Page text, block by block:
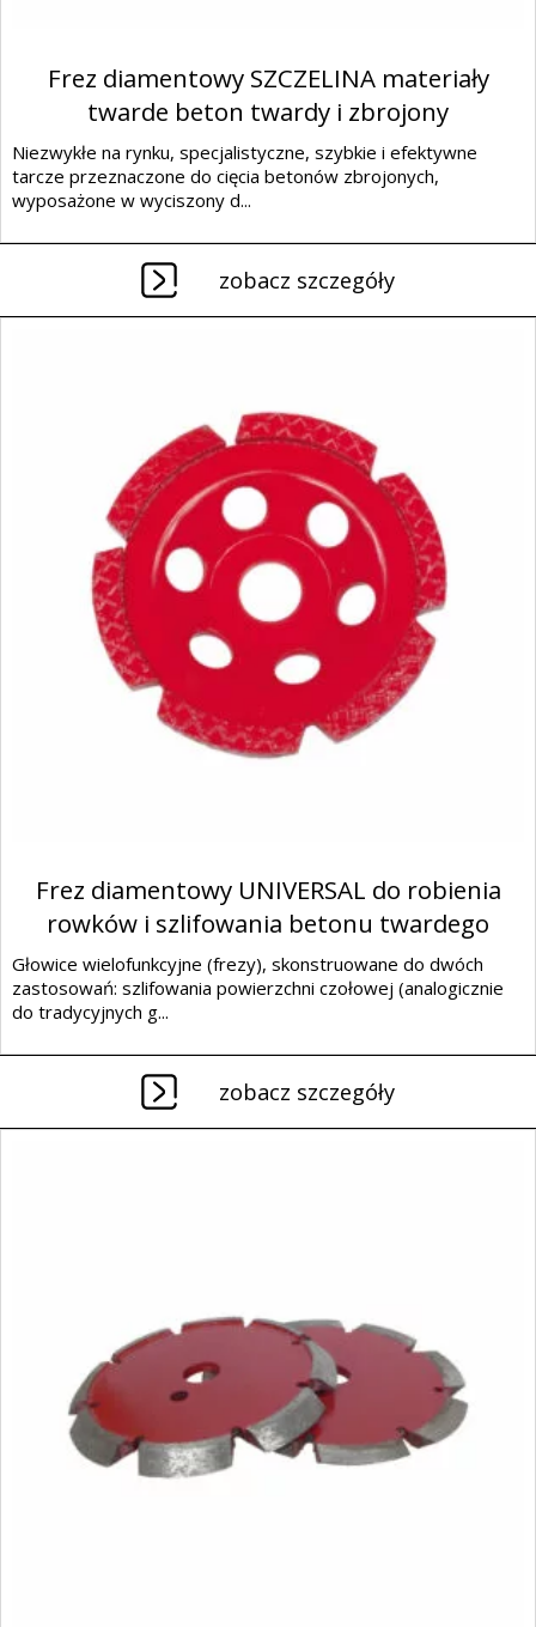
Frez diamentowy SZCZELINA materiały
twarde beton twardy i zbrojony
Niezwykłe na rynku, specjalistyczne, szybkie i efektywne
tarcze przeznaczone do cięcia betonów zbrojonych,
wyposażone w wyciszony d...
zobacz szczegóły
Frez diamentowy UNIVERSAL do robienia
rowków i szlifowania betonu twardego
Głowice wielofunkcyjne (frezy), skonstruowane do dwóch
zastosowań: szlifowania powierzchni czołowej (analogicznie
do tradycyjnych g...
zobacz szczegóły